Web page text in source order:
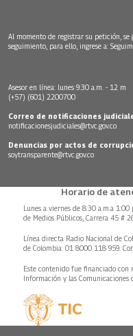
Al momento de registrar su petición,
seguimiento, para ello, ingrese a:
Asesor en línea: lunes 9:30 a.m. - 12 m
(+57) (601) 2200700
Correo de notificaciones
notificacionesjudiciales@rtvc.gov.co
Denuncias por actos de
soytransparente@rtvc.gov.co
Horario de
Lunes a viernes de 8:30 a.m.a
de Medios Públicos, Carrera 45 #
Línea directa Radio Nacional de
de Colombia: 01 8000 118 959.
Este contenido fue financiado con
Información y las Comunicaciones